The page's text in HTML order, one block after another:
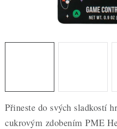
Hodnocení obchodu
Blog
Podmínky ochrany osobních údajů
Přineste do svých sladkostí
cukrovým zdobením PME